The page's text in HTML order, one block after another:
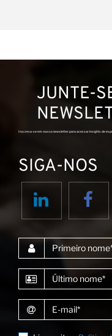
JUNTE-
Inscreva-se em nossa newsletter para acessar insights de
SIGA-NOS
Primeiro nome
Último nome
E-mail